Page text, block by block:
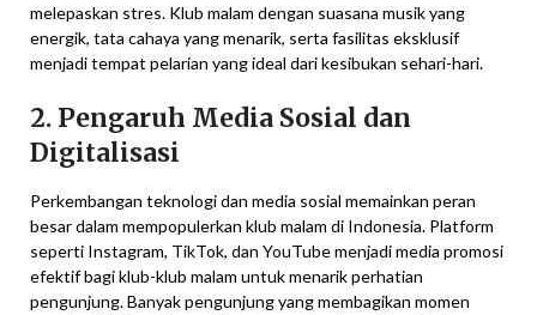
melepaskan stres. Klub malam dengan suasana musik yang
energik, tata cahaya yang menarik, serta fasilitas eksklusif
menjadi tempat pelarian yang ideal dari kesibukan sehari-hari.
2. Pengaruh Media Sosial dan
Digitalisasi
Perkembangan teknologi dan media sosial memainkan peran
besar dalam mempopulerkan klub malam di Indonesia. Platform
seperti Instagram, TikTok, dan YouTube menjadi media promosi
efektif bagi klub-klub malam untuk menarik perhatian
pengunjung. Banyak pengunjung yang membagikan momen